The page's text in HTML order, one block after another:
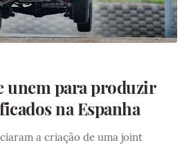
unem para produzir
na Espanha
a criação de uma joint